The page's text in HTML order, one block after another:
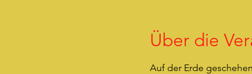
Über die
Auf der Erde